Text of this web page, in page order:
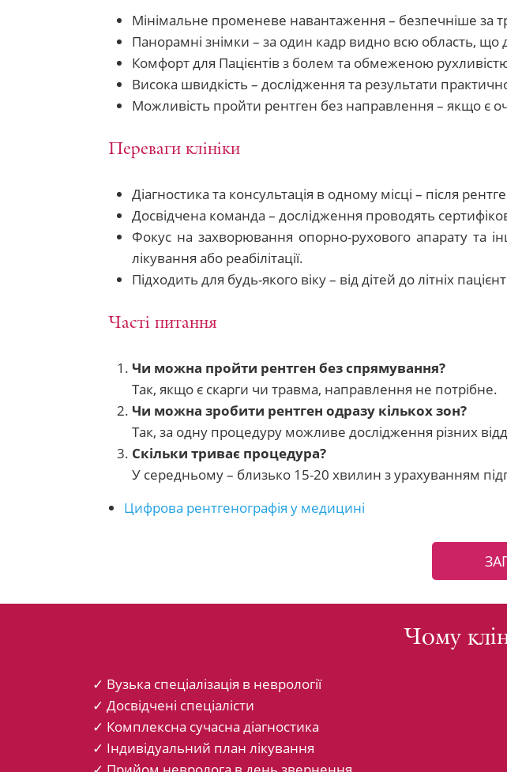
Мінімальне променеве навантаження – безпечніше за
Панорамні знімки – за один кадр видно всю область, що
Комфорт для Пацієнтів з болем та обмеженою
Висока швидкість – дослідження та результати
Можливість пройти рентген без направлення – якщо є
Переваги клініки
Діагностика та консультація в одному місці – після
Досвідчена команда – дослідження проводять
Фокус на захворювання опорно-рухового апарату та
лікування або реабілітації.
Підходить для будь-якого віку – від дітей до літніх
Часті питання
Чи можна пройти рентген без спрямування?
Так, якщо є скарги чи травма, направлення не потрібне.
Чи можна зробити рентген одразу кількох зон?
Так, за одну процедуру можливе дослідження різних
Скільки триває процедура?
У середньому – близько 15-20 хвилин з урахуванням
Цифрова рентгенографія у медицині
Чому
✓ Вузька спеціалізація в неврології
✓ Досвідчені спеціалісти
✓ Комплексна сучасна діагностика
✓ Індивідуальний план лікування